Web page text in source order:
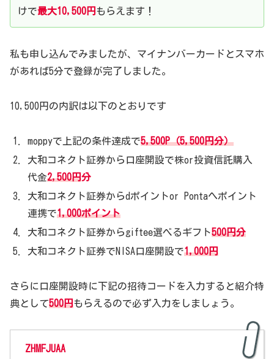
けで最大10,500円 もらえます！
私も申し込んでみましたが、マイナンバーカードとスマホ
があれば5分で登録が完了しました。
10,500円の内訳は以下のとおりです
moppyで上記の条件達成で5,500P（5,500円分）
大和コネクト証券から口座開設で株or投資信託購入
代金2,500円分
大和コネクト証券からdポイントor Pontaへポイント
連携で1,000ポイント
大和コネクト証券からgiftee選べるギフト500円分
大和コネクト証券でNISA口座開設で1,000円
さらに口座開設時に下記の招待コードを入力すると紹介特
典として500円もらえるので必ず入力をしましょう。
ZHMFJUAA